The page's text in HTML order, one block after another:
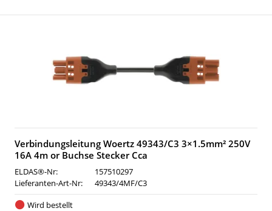
Verbindungsleitung Woertz 49343/C3 3×1.5mm² 250V
16A 4m or Buchse Stecker Cca
ELDAS®-Nr:
157510297
Lieferanten-Art-Nr:
49343/4MF/C3
Wird bestellt